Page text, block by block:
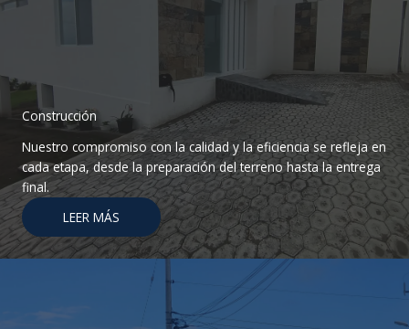
Construcción
Nuestro compromiso con la calidad y la eficiencia se refleja en
cada etapa, desde la preparación del terreno hasta la entrega
final.
LEER MÁS